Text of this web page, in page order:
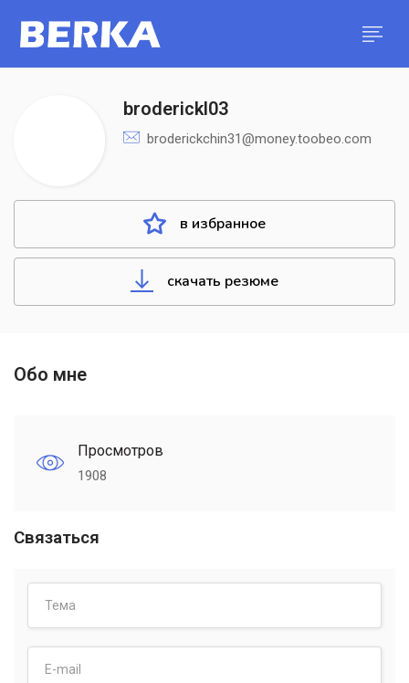
broderickl03
broderickchin31@money.toobeo.com
в избранное
скачать резюме
Обо мне
Просмотров
1908
Связаться